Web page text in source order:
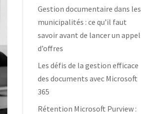
Gestion documentaire dans les
municipalités : ce qu’il faut
savoir avant de lancer un appel
d’offres
Les défis de la gestion efficace
des documents avec Microsoft
365
Rétention Microsoft Purview :